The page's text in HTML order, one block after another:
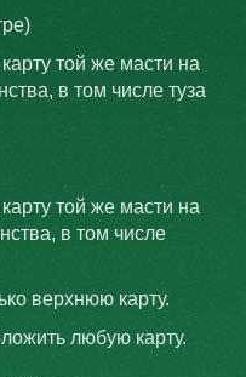
той же масти на
в том числе туза
той же масти на
в том числе
верхнюю карту.
любую карту.